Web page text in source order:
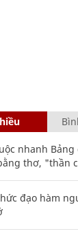
nhanh
thơ, "thần
đạo hàm